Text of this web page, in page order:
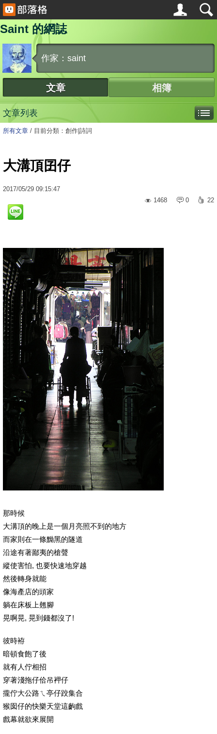
Saint 的網誌
作家：saint
文章 相簿
文章列表
所有文章 / 目前分類：創作|詩詞
大溝頂囝仔
2017/05/29 09:15:47
1468
0 22
那時候
大溝頂的晚上是一個月亮照不到的地方
而家則在一條黝黑的隧道
沿途有著鄙夷的槍聲
縱使害怕, 也要快速地穿越
然後轉身就能
像海產店的頭家
躺在床板上翹腳
晃啊晃, 晃到錢都沒了!
彼時袸
暗頓食飽了後
就有人佇相招
穿著淺拖仔佮吊䘥仔
攏佇大公路ㄟ亭仔跤集合
猴囡仔的快樂天堂這齣戲
戲幕就欲來展開